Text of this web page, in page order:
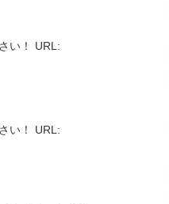
さい！ URL:
さい！ URL: